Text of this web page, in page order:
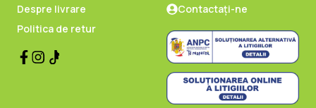
Despre livrare
Politica de retur
Contactați-ne